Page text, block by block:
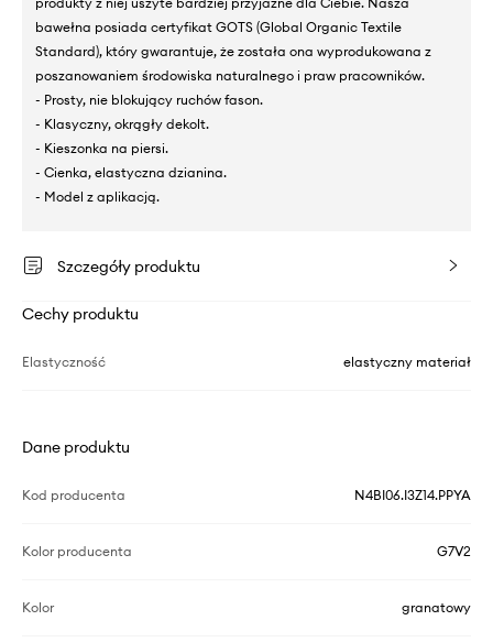
bawełna posiada certyfikat GOTS (Global Organic Textile
Standard), który gwarantuje, że została ona wyprodukowana z
poszanowaniem środowiska naturalnego i praw pracowników.
- Prosty, nie blokujący ruchów fason.
- Klasyczny, okrągły dekolt.
- Kieszonka na piersi.
- Cienka, elastyczna dzianina.
- Model z aplikacją.
Szczegóły produktu
Cechy produktu
Elastyczność elastyczny materiał
Dane produktu
Kod producenta N4BI06.I3Z14.PPYA
Kolor producenta G7V2
Kolor granatowy